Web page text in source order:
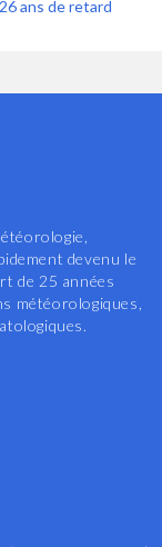
ans de retard
devenu le
de 25 années
météorologiques,